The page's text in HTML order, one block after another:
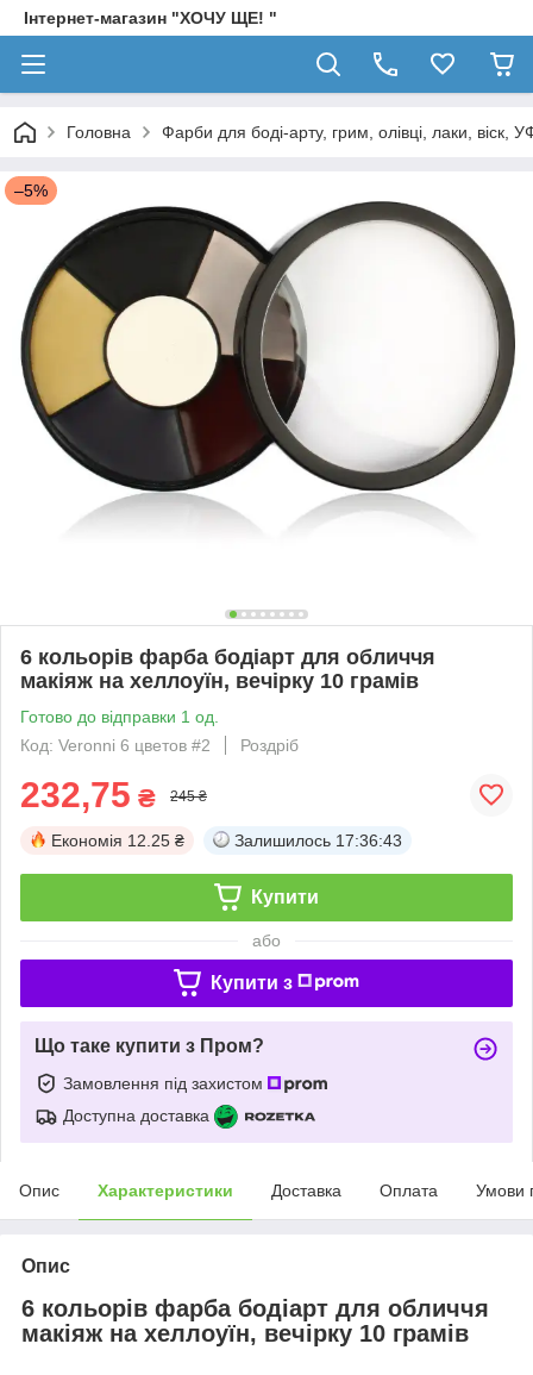
Інтернет-магазин "ХОЧУ ЩЕ! "
Головна Фарби для боді-арту, грим, олівці, лаки, віск,
–5%
6 кольорів фарба бодіарт для обличчя
макіяж на хеллоуїн, вечірку 10 грамів
Готово до відправки 1 од.
Код: Veronni 6 цветов #2
Роздріб
232,75 ₴ 245 ₴
Економія 12.25 ₴ Залишилось 17:36:43
Купити
або
Купити з
Що таке купити з Пром?
Замовлення під захистом
Доступна доставка
Опис Характеристики Доставка Оплата Умови
Опис
6 кольорів фарба бодіарт для обличчя
макіяж на хеллоуїн, вечірку 10 грамів